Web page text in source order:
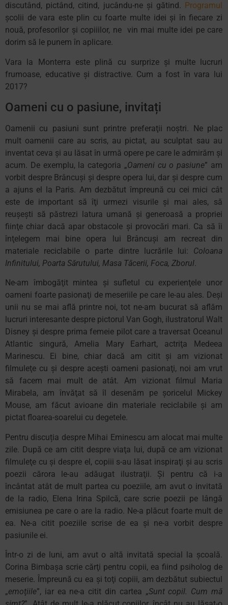
discutând, pictând, citind, jucându-ne şi gătind. Programul
şcolii de vara este plin cu foarte multe idei şi în fiecare zi
nouă, profesorilor şi copiiilor, ne vin mai multe idei pe care
dorim să le punem în aplicare.
Vara la Monterra este plină cu surprize şi multe lucruri
frumoase, educative şi distractive. Cum a fost în vara lui
2017?
Oameni cu o pasiune, invitați
Oamenii cu pasiuni sunt printre preferaţii noştri. Ne plac
mult oamenii care au scris, au pictat, au sculptat sau au
inventat ceva şi au lăsat în urmă opere pe care le admirăm şi
acum. De exemplu, la categoria „Oameni cu o pasiune” am
vorbit despre Brâncuşi şi despre opera lui, dar şi despre cum
a ajuns el la Paris. Am dezbătut împreună cu cei mici cât
este de important să îţi urmezi visurile şi mai ales, să
reuşeşti să păstrezi latura umană şi generoasă a propriei
fiinţe chiar dacă apar obstacole şi provocări mari. Ca să îi
înţelegem mai bine opera lui Brâncuşi am recreat din
materiale reciclabile o parte dintre lucrările lui: Coloana
Infinitului, Poarta Sărutului, Masa Tăcerii, Foca, Zborul.
Ne-am îmbogăţit mintea şi sufletul cu experienţele unor
oameni foarte pasionaţi de meseriile pe care le-au ales. Deşi
unii nu se mai află printre noi, tot ne-am bucurat să aflăm
lucruri interesante despre pictorul Van Gogh, ilustratorul Walt
Disney şi despre prima femeie pilot care a traversat Oceanul
Atlantic singură, Amelia Mary Earhart, actriţa Medeea
Marinescu. Ei bine, chiar dacă am citit şi am vizionat
filmuleţe cu şi despre aceşti oameni pasionaţi, noi am vrut
să facem mai mult de atât. Am vizionat filmul Maria
Mirabela, am învăţat să îl desenăm pe şoricelul Mickey
Mouse, am făcut avioane din materiale reciclabile şi am
pictat floarea-soarelui cu degetele.
Pentru discuția despre Mihai Eminescu am alocat mai multe
zile. După ce am citit despre viaţa lui, după ce am vizionat
filmuleţe cu şi despre el, copiii s-au lăsat inspiraţi şi au scris
poezii cărora le-au adăugat ilustraţii. Şi pentru că i-a
încântat atât de mult partea cu poeziile, am avut o invitată
de la radio, Elena Irina Spilcă, care scrie poezii pe lângă
emisiunea pe care o are la radio. Ne-a plăcut foarte mult de
ea. Ne-a citit poeziile scrise de ea şi ne-a vorbit despre
pasiunile ei.
Într-o zi de luni, am avut o altă invitată special la şcoală.
Corina Bimbașa scrie cărţi pentru copii, ea fiind psiholog de
meserie. Împreună cu ea şi toţi copiii, am dezbătut subiectul
„emoţiile”, iar ea ne-a citit din cartea „Sunt copil. Cum mă